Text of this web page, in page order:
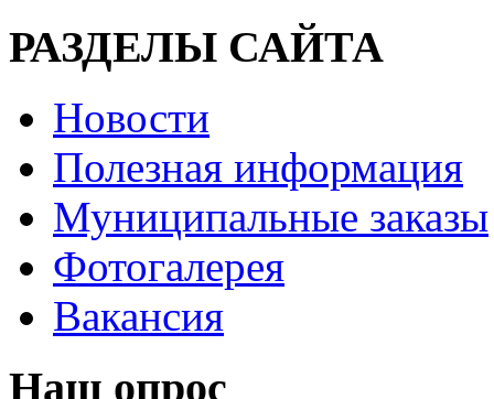
РАЗДЕЛЫ САЙТА
Новости
Полезная информация
Муниципальные заказы
Фотогалерея
Вакансия
Наш опрос